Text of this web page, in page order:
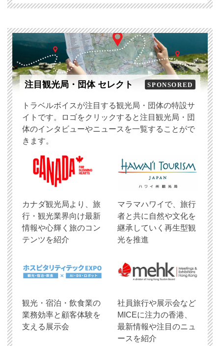
注目観光局・団体 セレクト SPONSORED
トラベルボイスが注目する観光局・団体の特設サ
イトです。ロゴをクリックすると注目観光局・団
体のインタビューやニュースを一覧することがで
きます。
​カナダ観光局より、旅
行・観光業界向け最新
情報や心輝く旅のコン
テンツを紹介
マラマハワイで、旅行
者と共に自然や文化を
継承していく再生型観
光を推進
観光・宿泊・飲食業の
業務効率と顧客体験を
支える展示会
社員旅行や展示会など
MICEに注力の香港、
最新情報や注目のニュ
ースを紹介